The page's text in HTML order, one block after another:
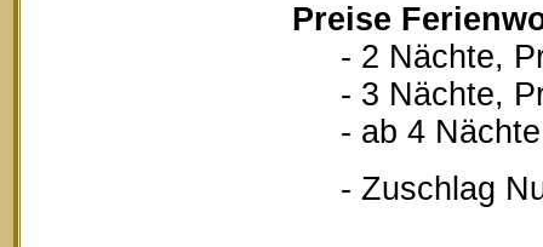
Preise
- 2 Nächte,
- 3 Nächte,
- ab 4 Nächte,
- Zuschlag